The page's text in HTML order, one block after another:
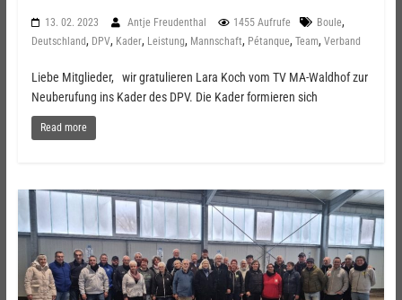
13. 02. 2023 Antje Freudenthal 1455 Aufrufe Boule,
Deutschland, DPV, Kader, Leistung, Mannschaft, Pétanque, Team, Verband
Liebe Mitglieder, wir gratulieren Lara Koch vom TV MA-Waldhof zur
Neuberufung ins Kader des DPV. Die Kader formieren sich
Read more